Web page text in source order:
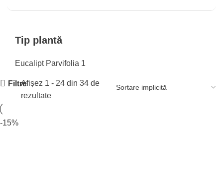
Tip plantă
Eucalipt Parvifolia 1
FiltreAfișez 1 - 24 din 34 de
rezultate
-15%